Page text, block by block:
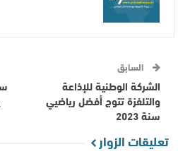
السابق
الشركة الوطنية للإذاعة
والتلفزة تتوج أفضل رياضيي
سنة 2023
تعليقات الزوار